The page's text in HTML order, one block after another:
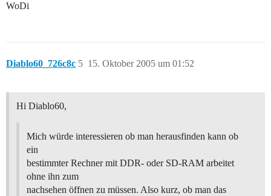
WoDi
Diablo60_726c8c 15. Oktober 2005 um 01:52
5
Hi Diablo60,
Mich würde interessieren ob man herausfinden kann ob
ein
bestimmter Rechner mit DDR- oder SD-RAM arbeitet
ohne ihn zum
nachsehen öffnen zu müssen. Also kurz, ob man das